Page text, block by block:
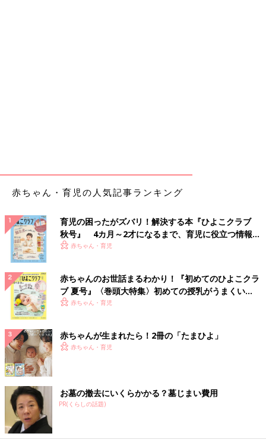
赤ちゃん・育児の人気記事ランキング
育児の困ったがズバリ！解決する本『ひよこクラブ
秋号』 4カ月～2才になるまで、育児に役立つ情報が
いっぱい！
赤ちゃん・育児
赤ちゃんのお世話まるわかり！『初めてのひよこクラ
ブ 夏号』〈巻頭大特集〉初めての授乳がうまくい
く！ おっぱい・ミルクの基本と夏のトラブル 解決テ
赤ちゃん・育児
赤ちゃんが生まれたら！2冊の「たまひよ」
赤ちゃん・育児
お墓の撤去にいくらかかる？墓じまい費用
PR(くらしの話題)